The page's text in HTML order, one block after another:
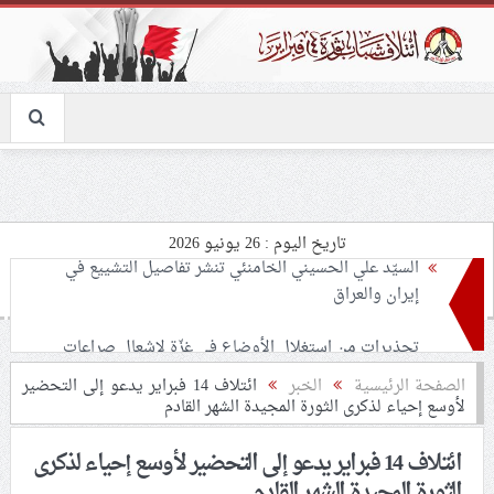
تاريخ اليوم : 26 يونيو 2026
تحذيرات من استغلال الأوضاع في غزّة لإشعال صراعات
ملفّ إنسانيّ مؤلم.. الأسيرات الفلسطينيّات بين القمع
والإهمال الطبي
55 مأتمًا وحسينيّة يعترضون على الإجراءات القمعيّة للنظام
الصفحة الرئيسية الخبر ائتلاف 14 فبراير يدعو إلى التحضير
لأوسع إحياء لذكرى الثورة المجيدة الشهر القادم
ائتلاف 14 فبراير يدعو إلى التحضير لأوسع إحياء لذكرى